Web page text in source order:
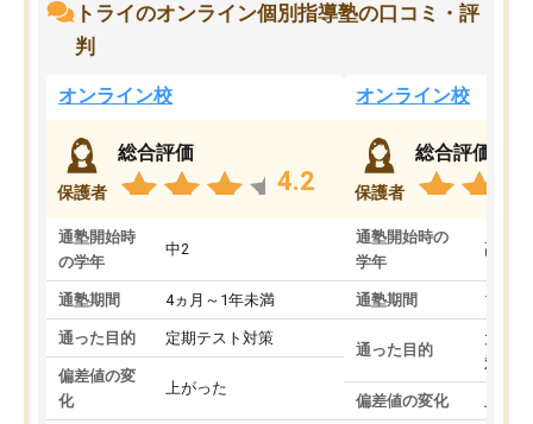
トライのオンライン個別指導塾の口コミ・評
判
オンライン校
保護者
総合評価
4.2
通塾開始時
の学年
中2
通塾期間 4ヵ月～1年未満
通った目的 定期テスト対策
偏差値の変
化
上がった
オンライン校
保護者
総合評価
通塾開始時の
学年
高3
通塾期間 1～3
通った目的
大学
対策
偏差値の変化 上が